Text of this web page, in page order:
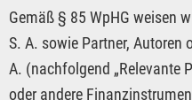
Gemäß § 85 WpHG weisen
S. A. sowie Partner, Autoren
A. (nachfolgend „Relevante
oder andere